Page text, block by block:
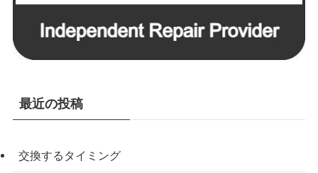
最近の投稿
交換するタイミング